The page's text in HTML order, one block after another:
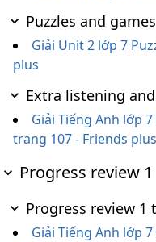
Puzzles and games
Giải Unit 2 lớp 7
plus
Extra listening
Giải Tiếng Anh lớp
trang 107 - Friends plus
Progress review 1
Progress review 1
Giải Tiếng Anh lớp